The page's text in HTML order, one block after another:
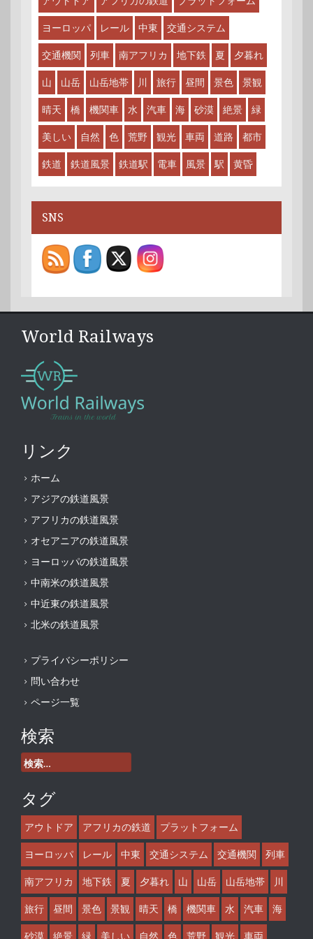
ヨーロッパ レール 中東 交通システム
交通機関 列車 南アフリカ 地下鉄 夏 夕暮れ
山 山岳 山岳地帯 川 旅行 昼間 景色 景観
晴天 橋 機関車 水 汽車 海 砂漠 絶景 緑
美しい 自然 色 荒野 観光 車両 道路 都市
鉄道 鉄道風景 鉄道駅 電車 風景 駅 黄昏
SNS
World Railways
リンク
ホーム
アジアの鉄道風景
アフリカの鉄道風景
オセアニアの鉄道風景
ヨーロッパの鉄道風景
中南米の鉄道風景
中近東の鉄道風景
北米の鉄道風景
プライバシーポリシー
問い合わせ
ページ一覧
検索
検
索:
タグ
アウトドア アフリカの鉄道 プラットフォーム
ヨーロッパ レール 中東 交通システム 交通機関 列車
南アフリカ 地下鉄 夏 夕暮れ 山 山岳 山岳地帯 川
旅行 昼間 景色 景観 晴天 橋 機関車 水 汽車 海
砂漠 絶景 緑 美しい 自然 色 荒野 観光 車両